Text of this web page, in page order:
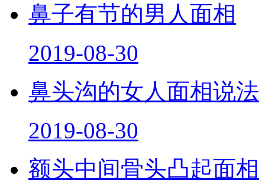
鼻子有节的男人面相
2019-08-30
鼻头沟的女人面相说法
2019-08-30
额头中间骨头凸起面相